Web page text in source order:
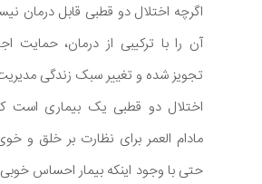
اگرچه اختلال دو قطبی قابل درمان
آن را با ترکیبی از درمان، حمایت
تجویز شده و تغییر سبک زندگی
اختلال دو قطبی یک بیماری است
مادام العمر برای نظارت بر خلق و
حتی با وجود اینکه بیمار احساس خوبی